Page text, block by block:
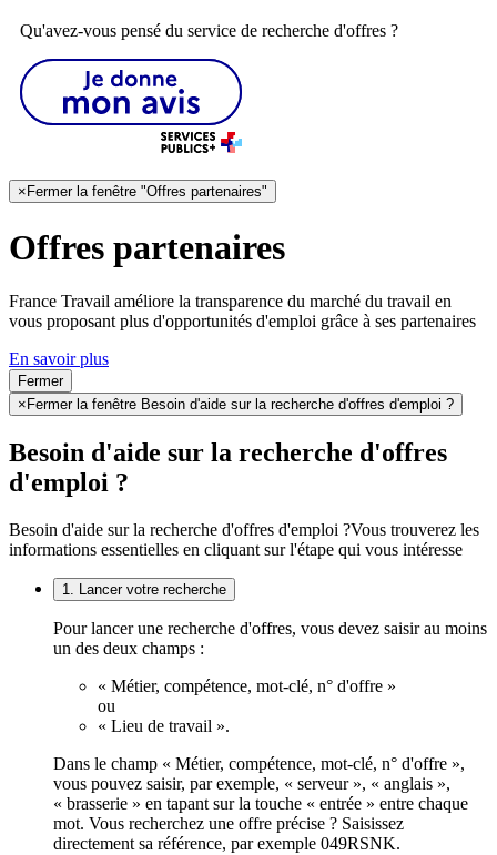
Qu'avez-vous pensé du service de recherche d'offres ?
× Fermer la fenêtre "Offres partenaires"
Offres partenaires
France Travail améliore la transparence du marché du travail en
vous proposant plus d'opportunités d'emploi grâce à ses partenaires
En savoir plus
Fermer
× Fermer la fenêtre Besoin d'aide sur la recherche d'offres d'emploi ?
Besoin d'aide sur la recherche d'offres
d'emploi ?
Besoin d'aide sur la recherche d'offres d'emploi ?Vous trouverez les
informations essentielles en cliquant sur l'étape qui vous intéresse
1. Lancer votre recherche
Pour lancer une recherche d'offres, vous devez saisir au moins
un des deux champs :
« Métier, compétence, mot-clé, n° d'offre »
ou
« Lieu de travail ».
Dans le champ « Métier, compétence, mot-clé, n° d'offre »,
vous pouvez saisir, par exemple, « serveur », « anglais »,
« brasserie » en tapant sur la touche « entrée » entre chaque
mot. Vous recherchez une offre précise ? Saisissez
directement sa référence, par exemple 049RSNK.